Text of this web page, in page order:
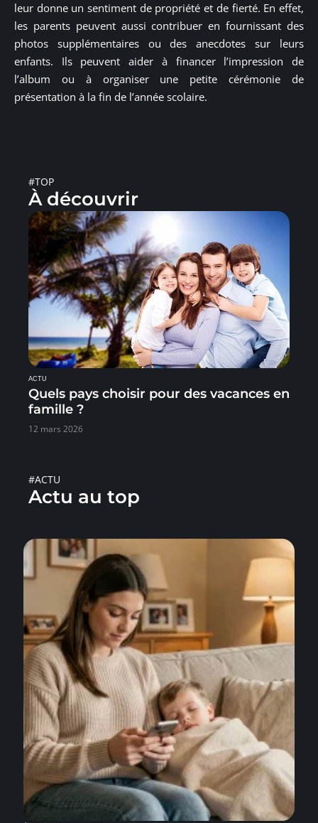
leur donne un sentiment de propriété et de fierté. En effet,
les parents peuvent aussi contribuer en fournissant des
photos supplémentaires ou des anecdotes sur leurs
enfants. Ils peuvent aider à financer l’impression de
l’album ou à organiser une petite cérémonie de
présentation à la fin de l’année scolaire.
#TOP
À découvrir
ACTU
Quels pays choisir pour des vacances en
famille ?
12 mars 2026
#ACTU
Actu au top